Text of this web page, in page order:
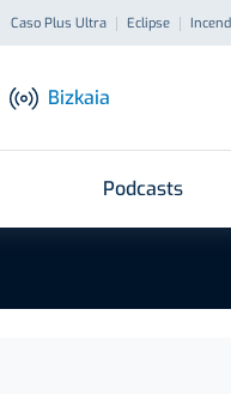
Caso Plus Ultra Eclipse
Bizkaia
Podcasts